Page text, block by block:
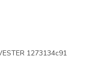
1273134c91